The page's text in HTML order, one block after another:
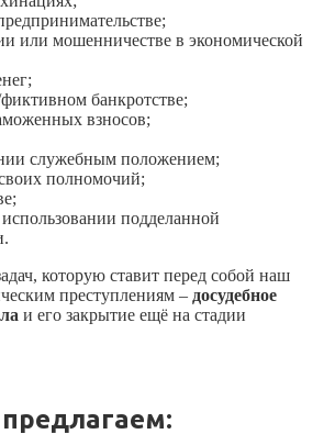
или мошенничестве в экономической
банкротстве;
взносов;
служебным положением;
полномочий;
подделанной
которую ставит перед собой наш
преступлениям – досудебное
и его закрытие ещё на стадии